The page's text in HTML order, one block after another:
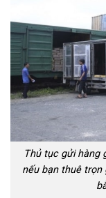
Thủ tục gửi hàng
nếu bạn thuê trọn